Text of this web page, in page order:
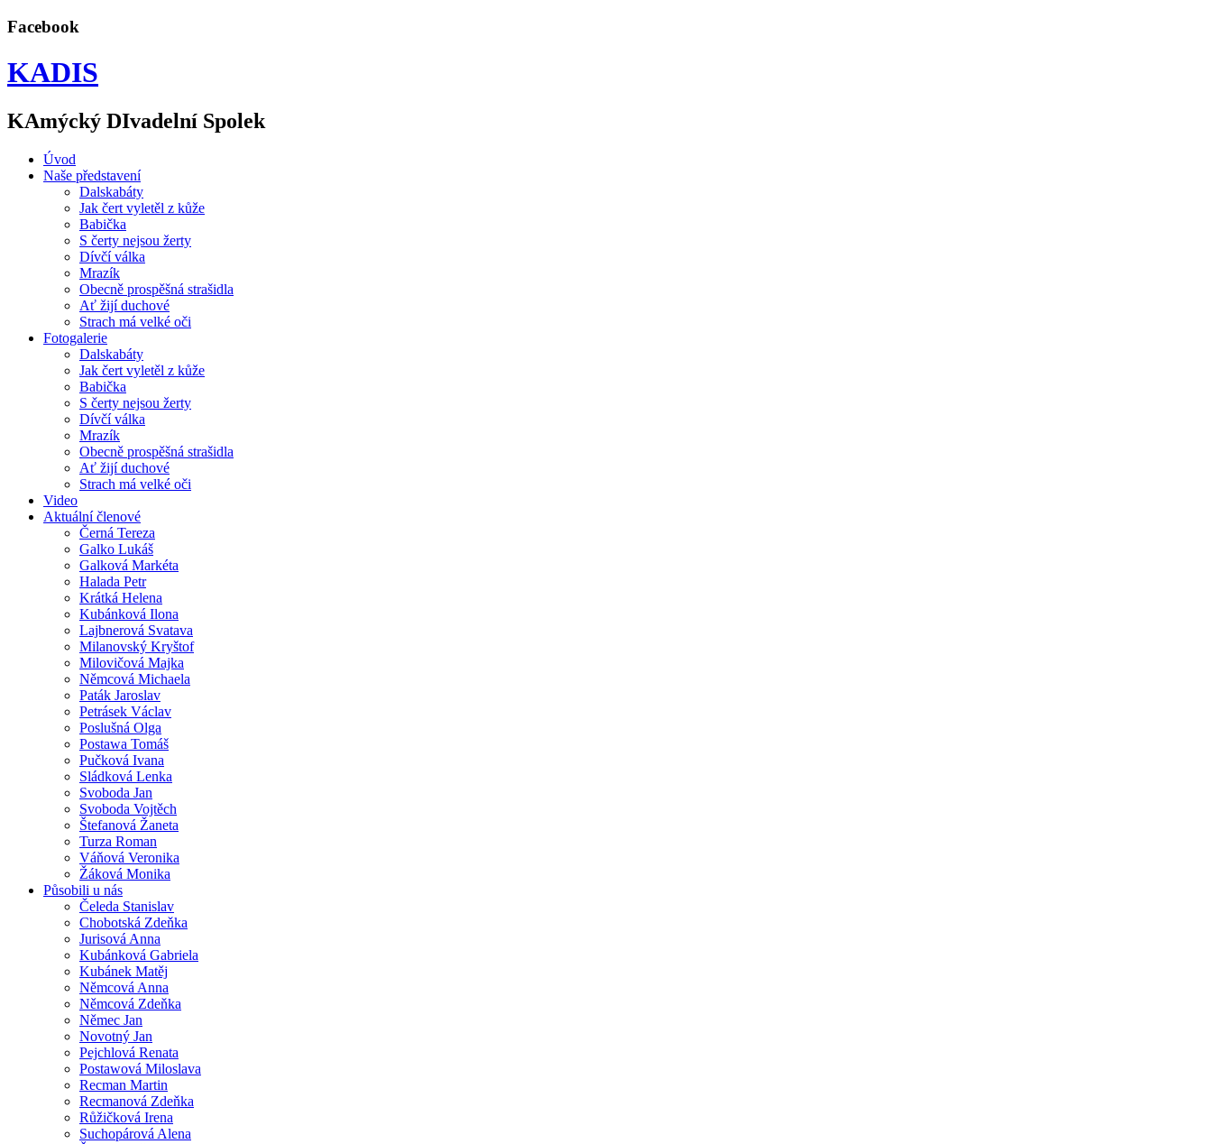
Facebook
KADIS
KAmýcký DIvadelní Spolek
Úvod
Naše představení
Dalskabáty
Jak čert vyletěl z kůže
Babička
S čerty nejsou žerty
Dívčí válka
Mrazík
Obecně prospěšná strašidla
Ať žijí duchové
Strach má velké oči
Fotogalerie
Dalskabáty
Jak čert vyletěl z kůže
Babička
S čerty nejsou žerty
Dívčí válka
Mrazík
Obecně prospěšná strašidla
Ať žijí duchové
Strach má velké oči
Video
Aktuální členové
Černá Tereza
Galko Lukáš
Galková Markéta
Halada Petr
Krátká Helena
Kubánková Ilona
Lajbnerová Svatava
Milanovský Kryštof
Milovičová Majka
Němcová Michaela
Paták Jaroslav
Petrásek Václav
Poslušná Olga
Postawa Tomáš
Pučková Ivana
Sládková Lenka
Svoboda Jan
Svoboda Vojtěch
Štefanová Žaneta
Turza Roman
Váňová Veronika
Žáková Monika
Působili u nás
Čeleda Stanislav
Chobotská Zdeňka
Jurisová Anna
Kubánková Gabriela
Kubánek Matěj
Němcová Anna
Němcová Zdeňka
Němec Jan
Novotný Jan
Pejchlová Renata
Postawová Miloslava
Recman Martin
Recmanová Zdeňka
Růžičková Irena
Suchopárová Alena